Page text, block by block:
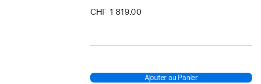
CHF 1 819.00
Ajouter au Panier